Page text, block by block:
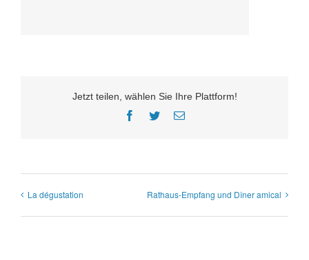
Jetzt teilen, wählen Sie Ihre Plattform!
Facebook
TwitterE-
La dégustation Rathaus-Empfang und Dîner amical